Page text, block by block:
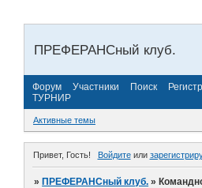
ПРЕФЕРАНСный клуб.
Форум Участники Поиск
ТУРНИР
Активные темы
Привет, Гость! Войдитеили
»ПРЕФЕРАНСный клуб. »